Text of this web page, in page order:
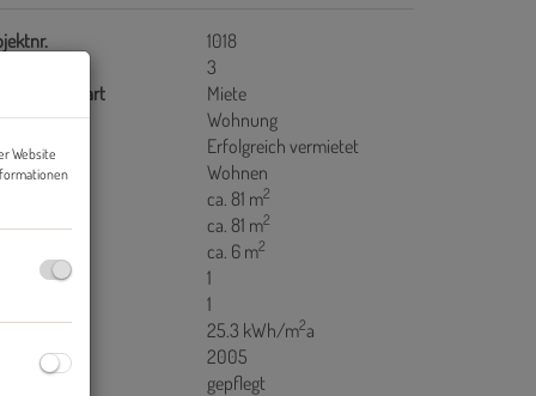
1018
3
Miete
Wohnung
Erfolgreich vermietet
Wohnen
ca. 81 m2
ca. 81 m2
ca. 6 m2
1
1
25.3 kWh/m2a
2005
gepflegt
Website